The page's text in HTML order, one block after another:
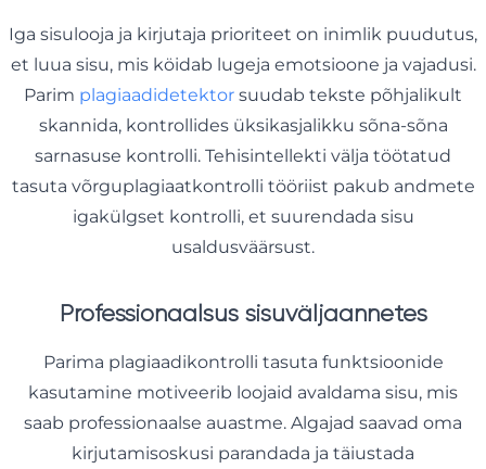
Iga sisulooja ja kirjutaja prioriteet on inimlik puudutus,
et luua sisu, mis köidab lugeja emotsioone ja vajadusi.
Parim plagiaadidetektor suudab tekste põhjalikult
skannida, kontrollides üksikasjalikku sõna-sõna
sarnasuse kontrolli. Tehisintellekti välja töötatud
tasuta võrguplagiaatkontrolli tööriist pakub andmete
igakülgset kontrolli, et suurendada sisu
usaldusväärsust.
Professionaalsus sisuväljaannetes
Parima plagiaadikontrolli tasuta funktsioonide
kasutamine motiveerib loojaid avaldama sisu, mis
saab professionaalse auastme. Algajad saavad oma
kirjutamisoskusi parandada ja täiustada